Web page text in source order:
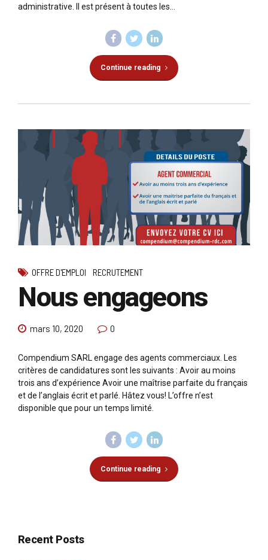
administrative. Il est présent à toutes les...
Continue reading
OFFRE D'EMPLOI RECRUTEMENT
Nous engageons
mars 10, 2020 0
Compendium SARL engage des agents commerciaux. Les
critères de candidatures sont les suivants : Avoir au moins
trois ans d’expérience Avoir une maîtrise parfaite du français
et de l’anglais écrit et parlé. Hâtez vous! L’offre n’est
disponible que pour un temps limité.
Continue reading
Recent Posts